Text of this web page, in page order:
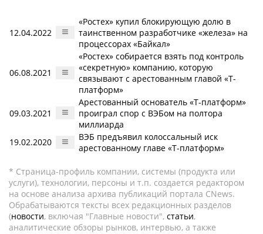
12.04.2022
«Ростех» купил блокирующую долю в
таинственном разработчике «железа» на
процессорах «Байкал»
06.08.2021
«Ростех» собирается взять под контроль
«секретную» компанию, которую
связывают с арестованным главой «Т-
платформ»
09.03.2021
Арестованный основатель «Т-платформ»
проиграл спор с ВЭБом на полтора
миллиарда
19.02.2020
ВЭБ предъявил колоссальный иск
арестованному главе «Т-платформ»
* Страница-профиль компании, системы (продукта или
услуги), технологии, персоны и т.п. создается редактором
на основе анализа архива публикаций портала CNews.
Обрабатываются тексты всех редакционных разделов
(новости, включая "Главные новости", статьи,
аналитические обзоры рынков, интервью, а также